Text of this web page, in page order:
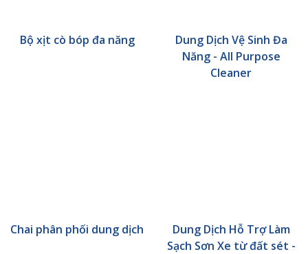
Bộ xịt cò bóp đa năng
Dung Dịch Vệ Sinh Đa
Năng - All Purpose
Cleaner
Chai phân phối dung dịch
Dung Dịch Hỗ Trợ Làm
Sạch Sơn Xe từ đất sét -